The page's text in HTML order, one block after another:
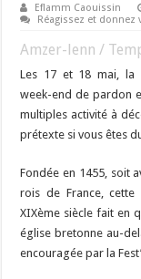
Eflamm Caouissin
Réagissez et donnez
Amzer-lenn /
Les 17 et 18 mai, la
week-end de pardon
multiples activité à
prétexte si vous êtes
Fondée en 1455, soit
rois de France,
XIXème siècle fait en
église bretonne au-
encouragée par la